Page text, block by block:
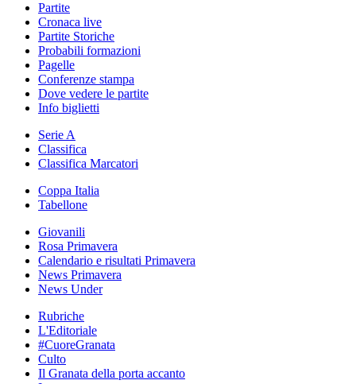
Partite
Cronaca live
Partite Storiche
Probabili formazioni
Pagelle
Conferenze stampa
Dove vedere le partite
Info biglietti
Serie A
Classifica
Classifica Marcatori
Coppa Italia
Tabellone
Giovanili
Rosa Primavera
Calendario e risultati Primavera
News Primavera
News Under
Rubriche
L'Editoriale
#CuoreGranata
Culto
Il Granata della porta accanto